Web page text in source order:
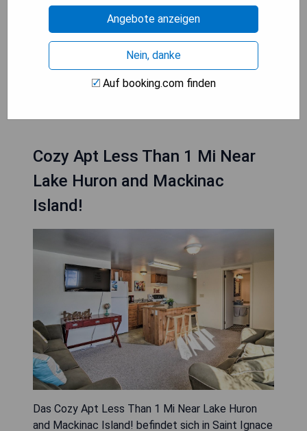
- Fahrräder vor Ort verfügbar für Erkundungen
- Herrlicher Blick auf den Hafen oder die Gärten
- Nähe zu Sehenswürdigkeiten wie Fort Mackinac
und dem Butterfly House
PREISE ANZEIGEN
Cozy Apt Less Than 1 Mi Near
Lake Huron and Mackinac
Island!
Das Cozy Apt Less Than 1 Mi Near Lake Huron
and Mackinac Island! befindet sich in Saint Ignace
Angebote anzeigen
Nein, danke
Auf booking.com finden